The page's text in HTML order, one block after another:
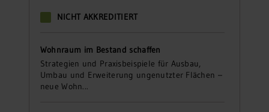
NICHT AKKREDITIERT
Wohnraum im Bestand schaffen
Strategien und Praxisbeispiele für Ausbau,
Umbau und Erweiterung ungenutzter Flächen –
neue Wohn...